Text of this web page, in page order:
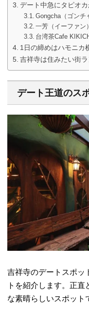
デート中急にタピオカ
Gongcha（ゴンチ
一芳（イーファン）
台湾茶Cafe
1日の締めはハモニカ
吉祥寺は住みたい街
デート王道のス
吉祥寺のデートスポッ
トを紹介します。正
な素晴らしいスポット